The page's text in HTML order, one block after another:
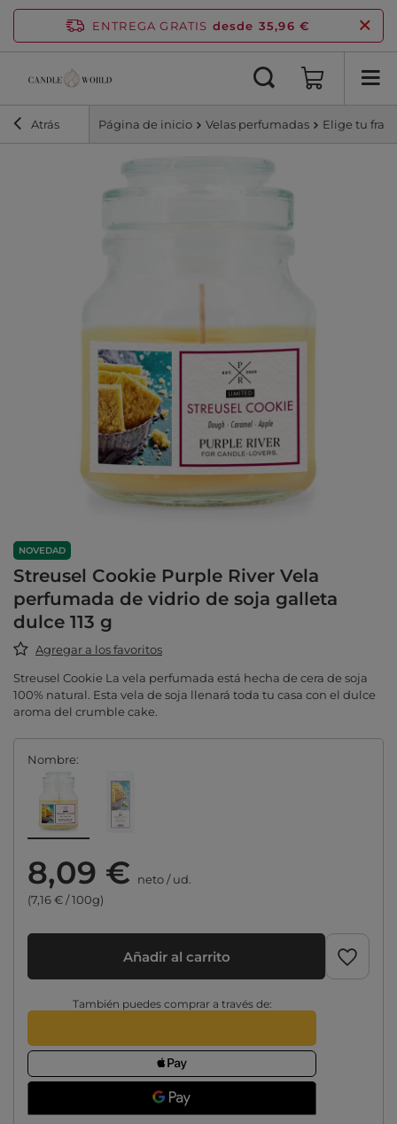
ENTREGA GRATIS desde 35,96 €
Atrás Página de inicio Velas perfumadas Elige tu
NOVEDAD
Streusel Cookie Purple River Vela
perfumada de vidrio de soja galleta
dulce 113 g
Agregar a los favoritos
Streusel Cookie La vela perfumada está hecha de cera de soja
100% natural. Esta vela de soja llenará toda tu casa con el dulce
aroma del crumble cake.
Nombre
8,09 € neto/ud.
(7,16 € / 100g)
Añadir al carrito
También puedes comprar a través de: